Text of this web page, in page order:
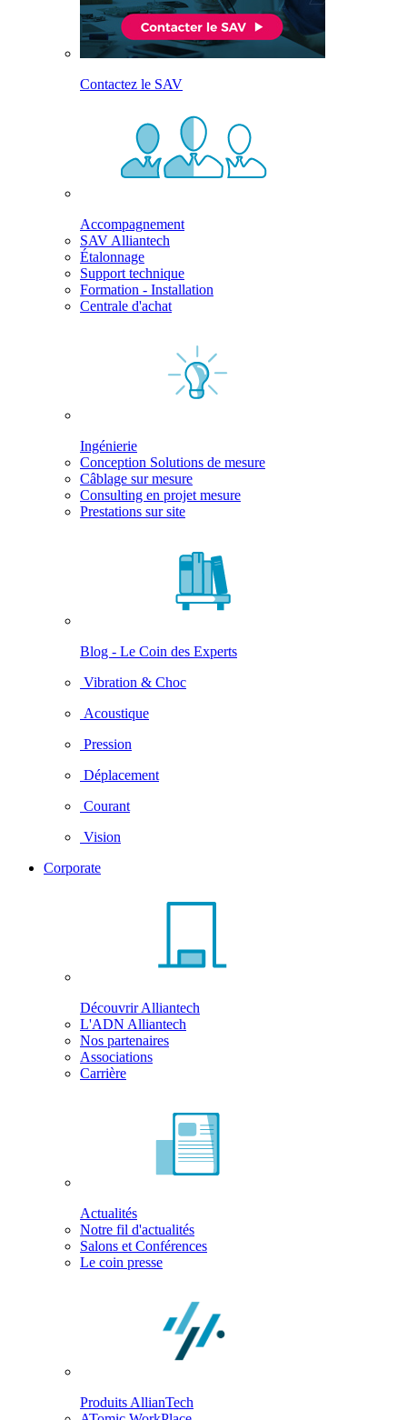
Contactez le SAV
Accompagnement
SAV Alliantech
Étalonnage
Support technique
Formation - Installation
Centrale d'achat
Ingénierie
Conception Solutions de mesure
Câblage sur mesure
Consulting en projet mesure
Prestations sur site
Blog - Le Coin des Experts
Vibration & Choc
Acoustique
Pression
Déplacement
Courant
Vision
Corporate
Découvrir Alliantech
L'ADN Alliantech
Nos partenaires
Associations
Carrière
Actualités
Notre fil d'actualités
Salons et Conférences
Le coin presse
Produits AllianTech